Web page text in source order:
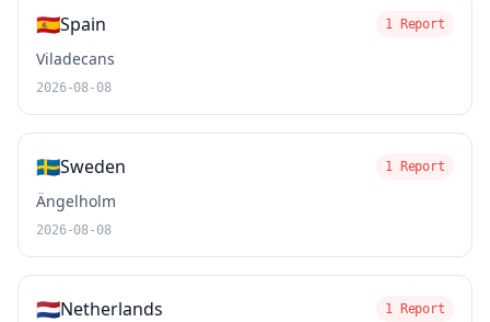
🇪🇸Spain 1 Report
Viladecans
2026-08-08
🇸🇪Sweden 1 Report
Ängelholm
2026-08-08
🇳🇱Netherlands 1 Report